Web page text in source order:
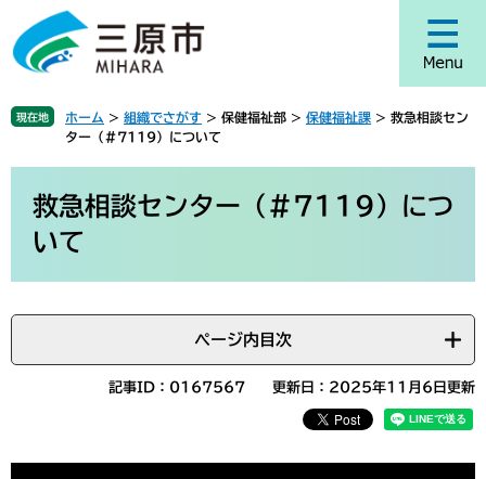
ジ
頭
す
ュ
飛
し
現在地 ホーム > 組織でさがす > 保健福祉部 > 保健福祉課 > 救急相談セン
ター（＃7119）について
救急相談センター（＃7119）につ
いて
ページ内目次
記事ID：0167567 更新日：2025年11月6日更新